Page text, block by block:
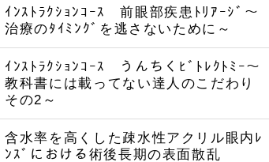
ｲﾝｽﾄﾗｸｼｮﾝｺｰｽ 前眼部疾患ﾄﾘｱｰｼﾞ～
治療のﾀｲﾐﾝｸﾞを逃さないために～
ｲﾝｽﾄﾗｸｼｮﾝｺｰｽ うんちくﾋﾞﾄﾚｸﾄﾐｰ～
教科書には載ってない達人のこだわり
その2～
含水率を高くした疎水性アクリル眼内ﾚ
ﾝｽﾞにおける術後長期の表面散乱